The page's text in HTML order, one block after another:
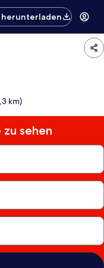
herunterladen
km)
sehen